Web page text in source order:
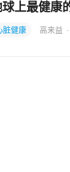
球上最健康
脏健康 高来益 ·